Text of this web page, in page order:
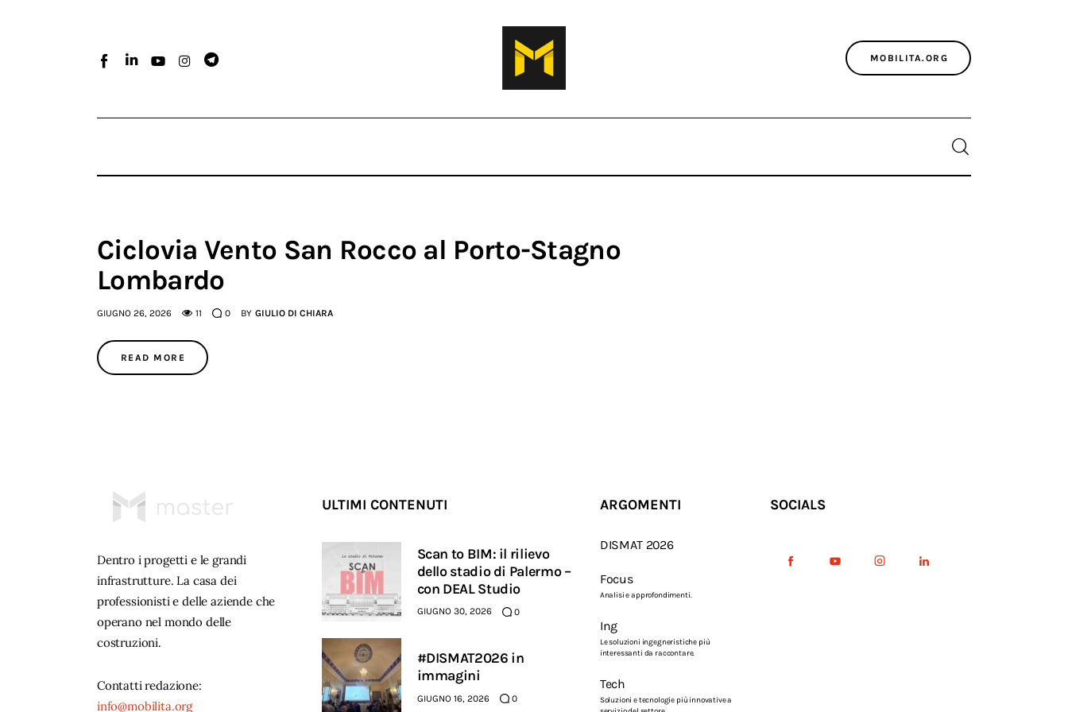
MOBILITA.ORG
Atlante dei masters
Ciclovia Vento San Rocco al Porto-Stagno
Lombardo
GIUGNO 26, 2026 11 0 BY GIULIO DI CHIARA
READ MORE
Dentro i progetti e le grandi
infrastrutture. La casa dei
professionisti e delle aziende che
operano nel mondo delle
costruzioni.
Contatti redazione:
info@mobilita.org
ULTIMI CONTENUTI
Scan to BIM: il rilievo
dello stadio di Palermo –
con DEAL Studio
GIUGNO 30, 2026 0
#DISMAT2026 in
immagini
GIUGNO 16, 2026 0
ARGOMENTI
DISMAT 2026
Focus
Analisi e approfondimenti.
Ing
Le soluzioni ingegneristiche più
interessanti da raccontare.
Tech
Soluzioni e tecnologie più innovative a
SOCIALS